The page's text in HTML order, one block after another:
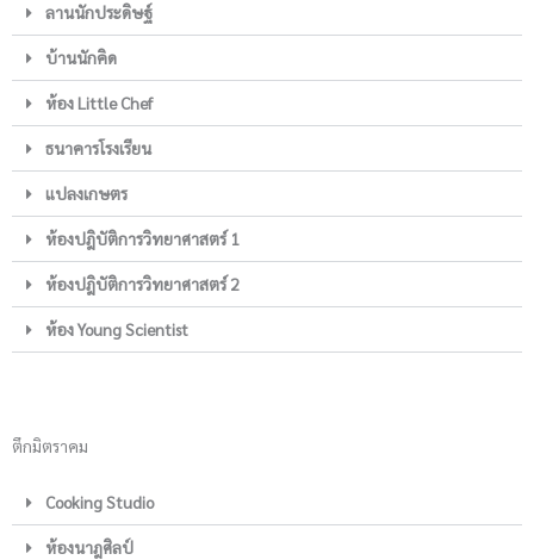
ลานนักประดิษฐ์
บ้านนักคิด
ห้อง Little Chef
ธนาคารโรงเรียน
แปลงเกษตร
ห้องปฎิบัติการวิทยาศาสตร์ 1
ห้องปฎิบัติการวิทยาศาสตร์ 2
ห้อง Young Scientist
ตึกมิตราคม
Cooking Studio
ห้องนาฎศิลป์